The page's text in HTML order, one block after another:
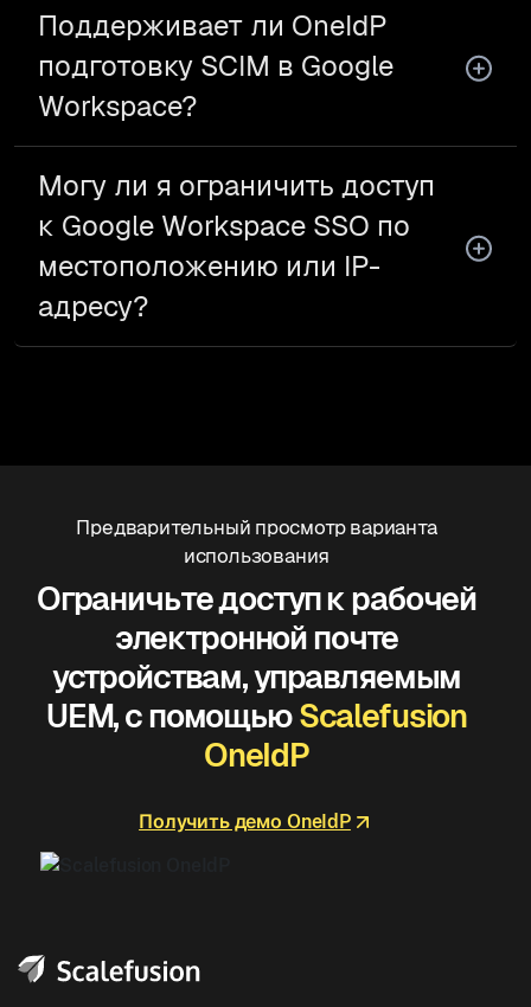
Поддерживает ли OneIdP
подготовку SCIM в Google
Workspace?
Могу ли я ограничить доступ
к Google Workspace SSO по
местоположению или IP-
адресу?
Предварительный просмотр варианта
использования
Ограничьте доступ к рабочей
электронной почте
устройствам, управляемым
UEM, с помощьюScalefusion
OneIdP
Получить демо OneIdP